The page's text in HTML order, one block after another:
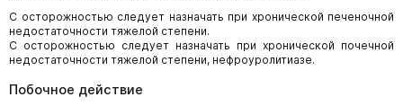
С осторожностью следует назначать при хронической печеночной
недостаточности тяжелой степени.
С осторожностью следует назначать при хронической почечной
недостаточности тяжелой степени, нефроуролитиазе.
Побочное действие